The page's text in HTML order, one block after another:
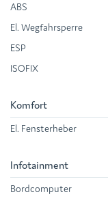
ABS
El. Wegfahrsperre
ESP
ISOFIX
Komfort
El. Fensterheber
Infotainment
Bordcomputer